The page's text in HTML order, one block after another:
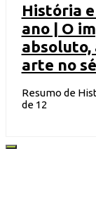
História
ano | O
absoluto,
arte no
Resumo de
de 12